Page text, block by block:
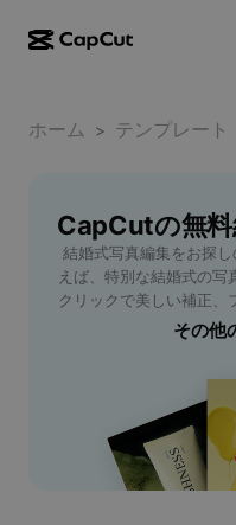
CapCutデスクトップ
CapCut Pad
CapCutモバイル
動画スタジオ
AI動画ジェネレーター
AI画像ジェネレーター
Dreamina Seedance
Nano Banana Pro
動画エディター＆ジ
画像エディター＆ジ
音声ジェネレーター
ユースケース
ソーシャルメディア
その他
カレンダーのテンプ
アニバーサリーのテ
エフェクトのテンプ
取り組み
アフィリエイト
パイオニアプログラム
クリエイティブパー
CapCutクリエイティ
ホーム > テンプレート
結婚式写真編集をお探
えば、特別な結婚式の写
クリックで美しい補正、
去など、多彩な機能を搭
質な仕上がりと便利なク
も簡単編集。忙しい新郎
め。今すぐ結婚式写真編
その他